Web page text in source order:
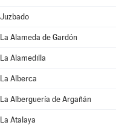
Juzbado
La Alameda de Gardón
La Alamedilla
La Alberca
La Alberguería de Argañán
La Atalaya